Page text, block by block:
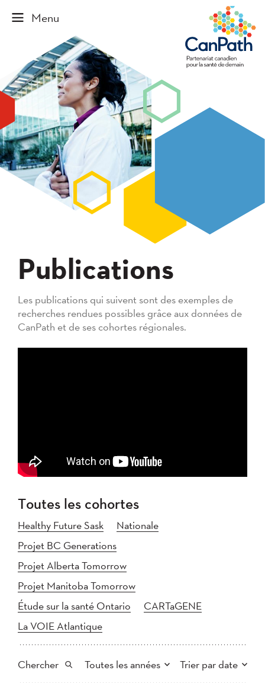
Publications
Les publications qui suivent sont des exemples de
recherches rendues possibles grâce aux données de
CanPath et de ses cohortes régionales.
Toutes les cohortes
Healthy Future Sask
Nationale
Projet BC Generations
Projet Alberta Tomorrow
Projet Manitoba Tomorrow
Étude sur la santé Ontario
CARTaGENE
La VOIE Atlantique
Chercher Toutes les années Trier par date